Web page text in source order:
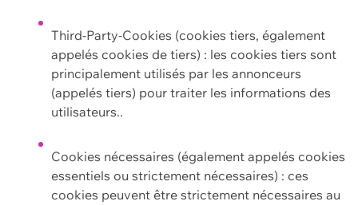
Third-Party-Cookies (cookies tiers, également
appelés cookies de tiers) : les cookies tiers sont
principalement utilisés par les annonceurs
(appelés tiers) pour traiter les informations des
utilisateurs..
Cookies nécessaires (également appelés cookies
essentiels ou strictement nécessaires) : ces
cookies peuvent être strictement nécessaires au